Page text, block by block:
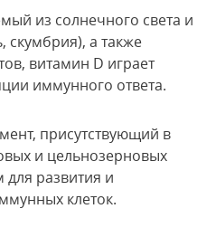
из солнечного света и
а также
витамин D играет
иммунного ответа.
присутствующий в
и цельнозерновых
для развития и
клеток.